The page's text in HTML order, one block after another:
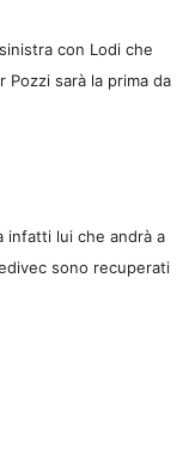
con Lodi che
Pozzi sarà la prima da
infatti lui che andrà a
sono recuperati